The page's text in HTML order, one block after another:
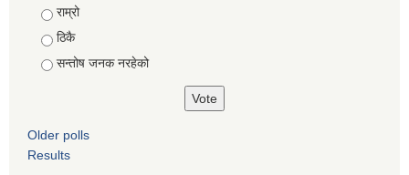
राम्रो
ठिकै
सन्तोष जनक नरहेको
Older polls
Results